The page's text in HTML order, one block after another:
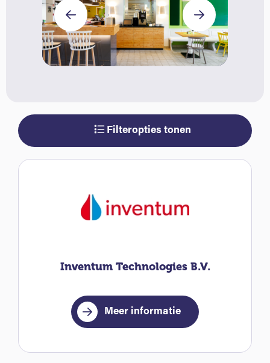
Filteropties tonen
Inventum Technologies B.V.
Meer informatie